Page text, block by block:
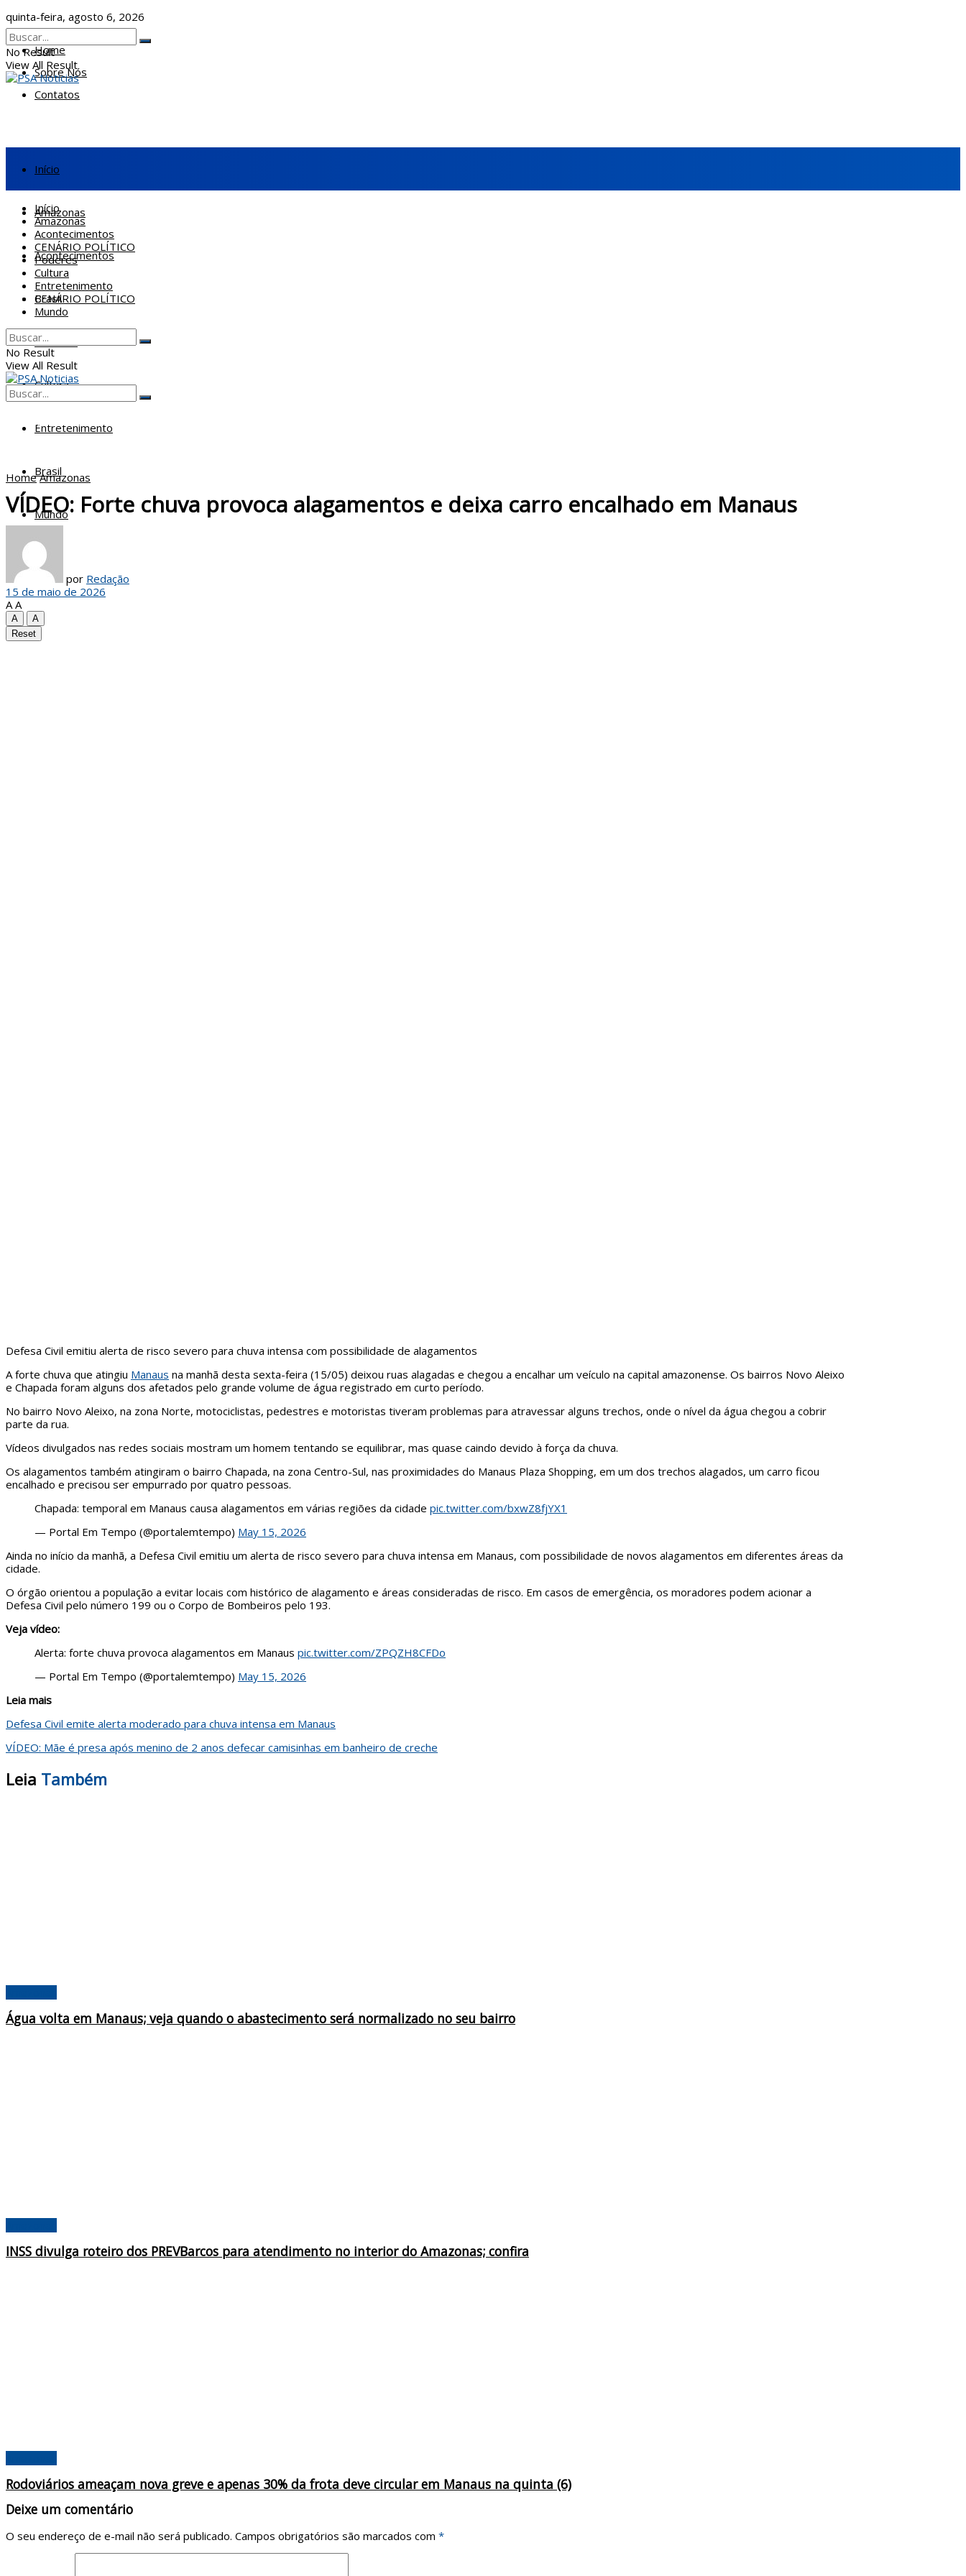
quinta-feira, agosto 6, 2026
Home
Sobre Nós
Contatos
No Result
View All Result
Início
Amazonas
Acontecimentos
CENÁRIO POLÍTICO
Poderes
Cultura
Entretenimento
Brasil
Mundo
Início
Amazonas
Acontecimentos
CENÁRIO POLÍTICO
Poderes
Cultura
Entretenimento
Brasil
Mundo
No Result
View All Result
View All Result
Home Amazonas
VÍDEO: Forte chuva provoca alagamentos e deixa carro encalhado em Manaus
por Redação
15 de maio de 2026
A A
A
A
Reset
Defesa Civil emitiu alerta de risco severo para chuva intensa com possibilidade de alagamentos
A forte chuva que atingiu Manaus na manhã desta sexta-feira (15/05) deixou ruas alagadas e chegou a encalhar um veículo na capital amazonense. Os bairros Novo Aleixo
e Chapada foram alguns dos afetados pelo grande volume de água registrado em curto período.
No bairro Novo Aleixo, na zona Norte, motociclistas, pedestres e motoristas tiveram problemas para atravessar alguns trechos, onde o nível da água chegou a cobrir
parte da rua.
Vídeos divulgados nas redes sociais mostram um homem tentando se equilibrar, mas quase caindo devido à força da chuva.
Os alagamentos também atingiram o bairro Chapada, na zona Centro-Sul, nas proximidades do Manaus Plaza Shopping, em um dos trechos alagados, um carro ficou
encalhado e precisou ser empurrado por quatro pessoas.
Chapada: temporal em Manaus causa alagamentos em várias regiões da cidade pic.twitter.com/bxwZ8fjYX1
— Portal Em Tempo (@portalemtempo) May 15, 2026
Ainda no início da manhã, a Defesa Civil emitiu um alerta de risco severo para chuva intensa em Manaus, com possibilidade de novos alagamentos em diferentes áreas da
cidade.
O órgão orientou a população a evitar locais com histórico de alagamento e áreas consideradas de risco. Em casos de emergência, os moradores podem acionar a
Defesa Civil pelo número 199 ou o Corpo de Bombeiros pelo 193.
Veja vídeo:
Alerta: forte chuva provoca alagamentos em Manaus pic.twitter.com/ZPQZH8CFDo
— Portal Em Tempo (@portalemtempo) May 15, 2026
Leia mais
Defesa Civil emite alerta moderado para chuva intensa em Manaus
VÍDEO: Mãe é presa após menino de 2 anos defecar camisinhas em banheiro de creche
Leia Também
Água volta em Manaus; veja quando o abastecimento será normalizado no seu bairro
INSS divulga roteiro dos PREVBarcos para atendimento no interior do Amazonas; confira
Rodoviários ameaçam nova greve e apenas 30% da frota deve circular em Manaus na quinta (6)
Deixe um comentário
O seu endereço de e-mail não será publicado. Campos obrigatórios são marcados com *